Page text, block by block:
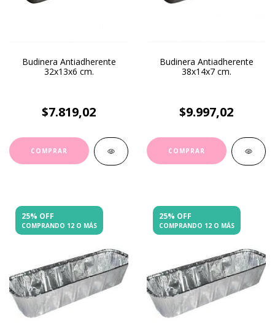
Budinera Antiadherente
32x13x6 cm.
$7.819,02
Budinera Antiadherente
38x14x7 cm.
$9.997,02
25% OFF
COMPRANDO 12 O MÁS
25% OFF
COMPRANDO 12 O MÁS